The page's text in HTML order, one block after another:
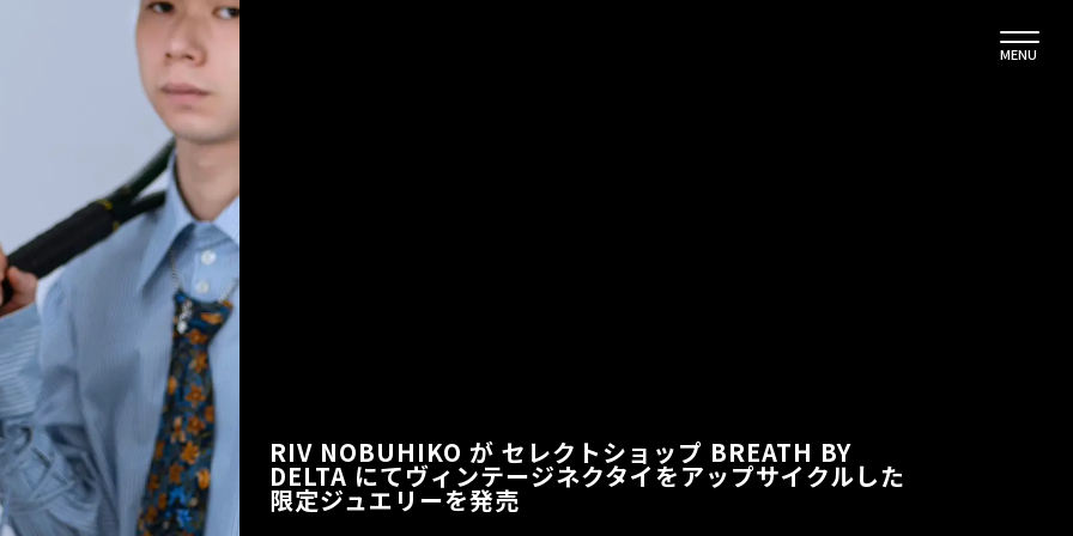
MENU
RIV NOBUHIKO が セレクトショップ BREATH BY
DELTA にてヴィンテージネクタイをアップサイクルした
限定ジュエリーを発売